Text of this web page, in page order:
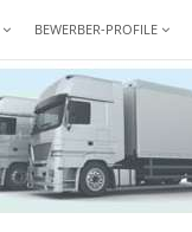
BEWERBER-PROFILE